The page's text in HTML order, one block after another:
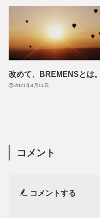
改めて、BREMENSとは。
2021年4月11日
コメント
コメントする